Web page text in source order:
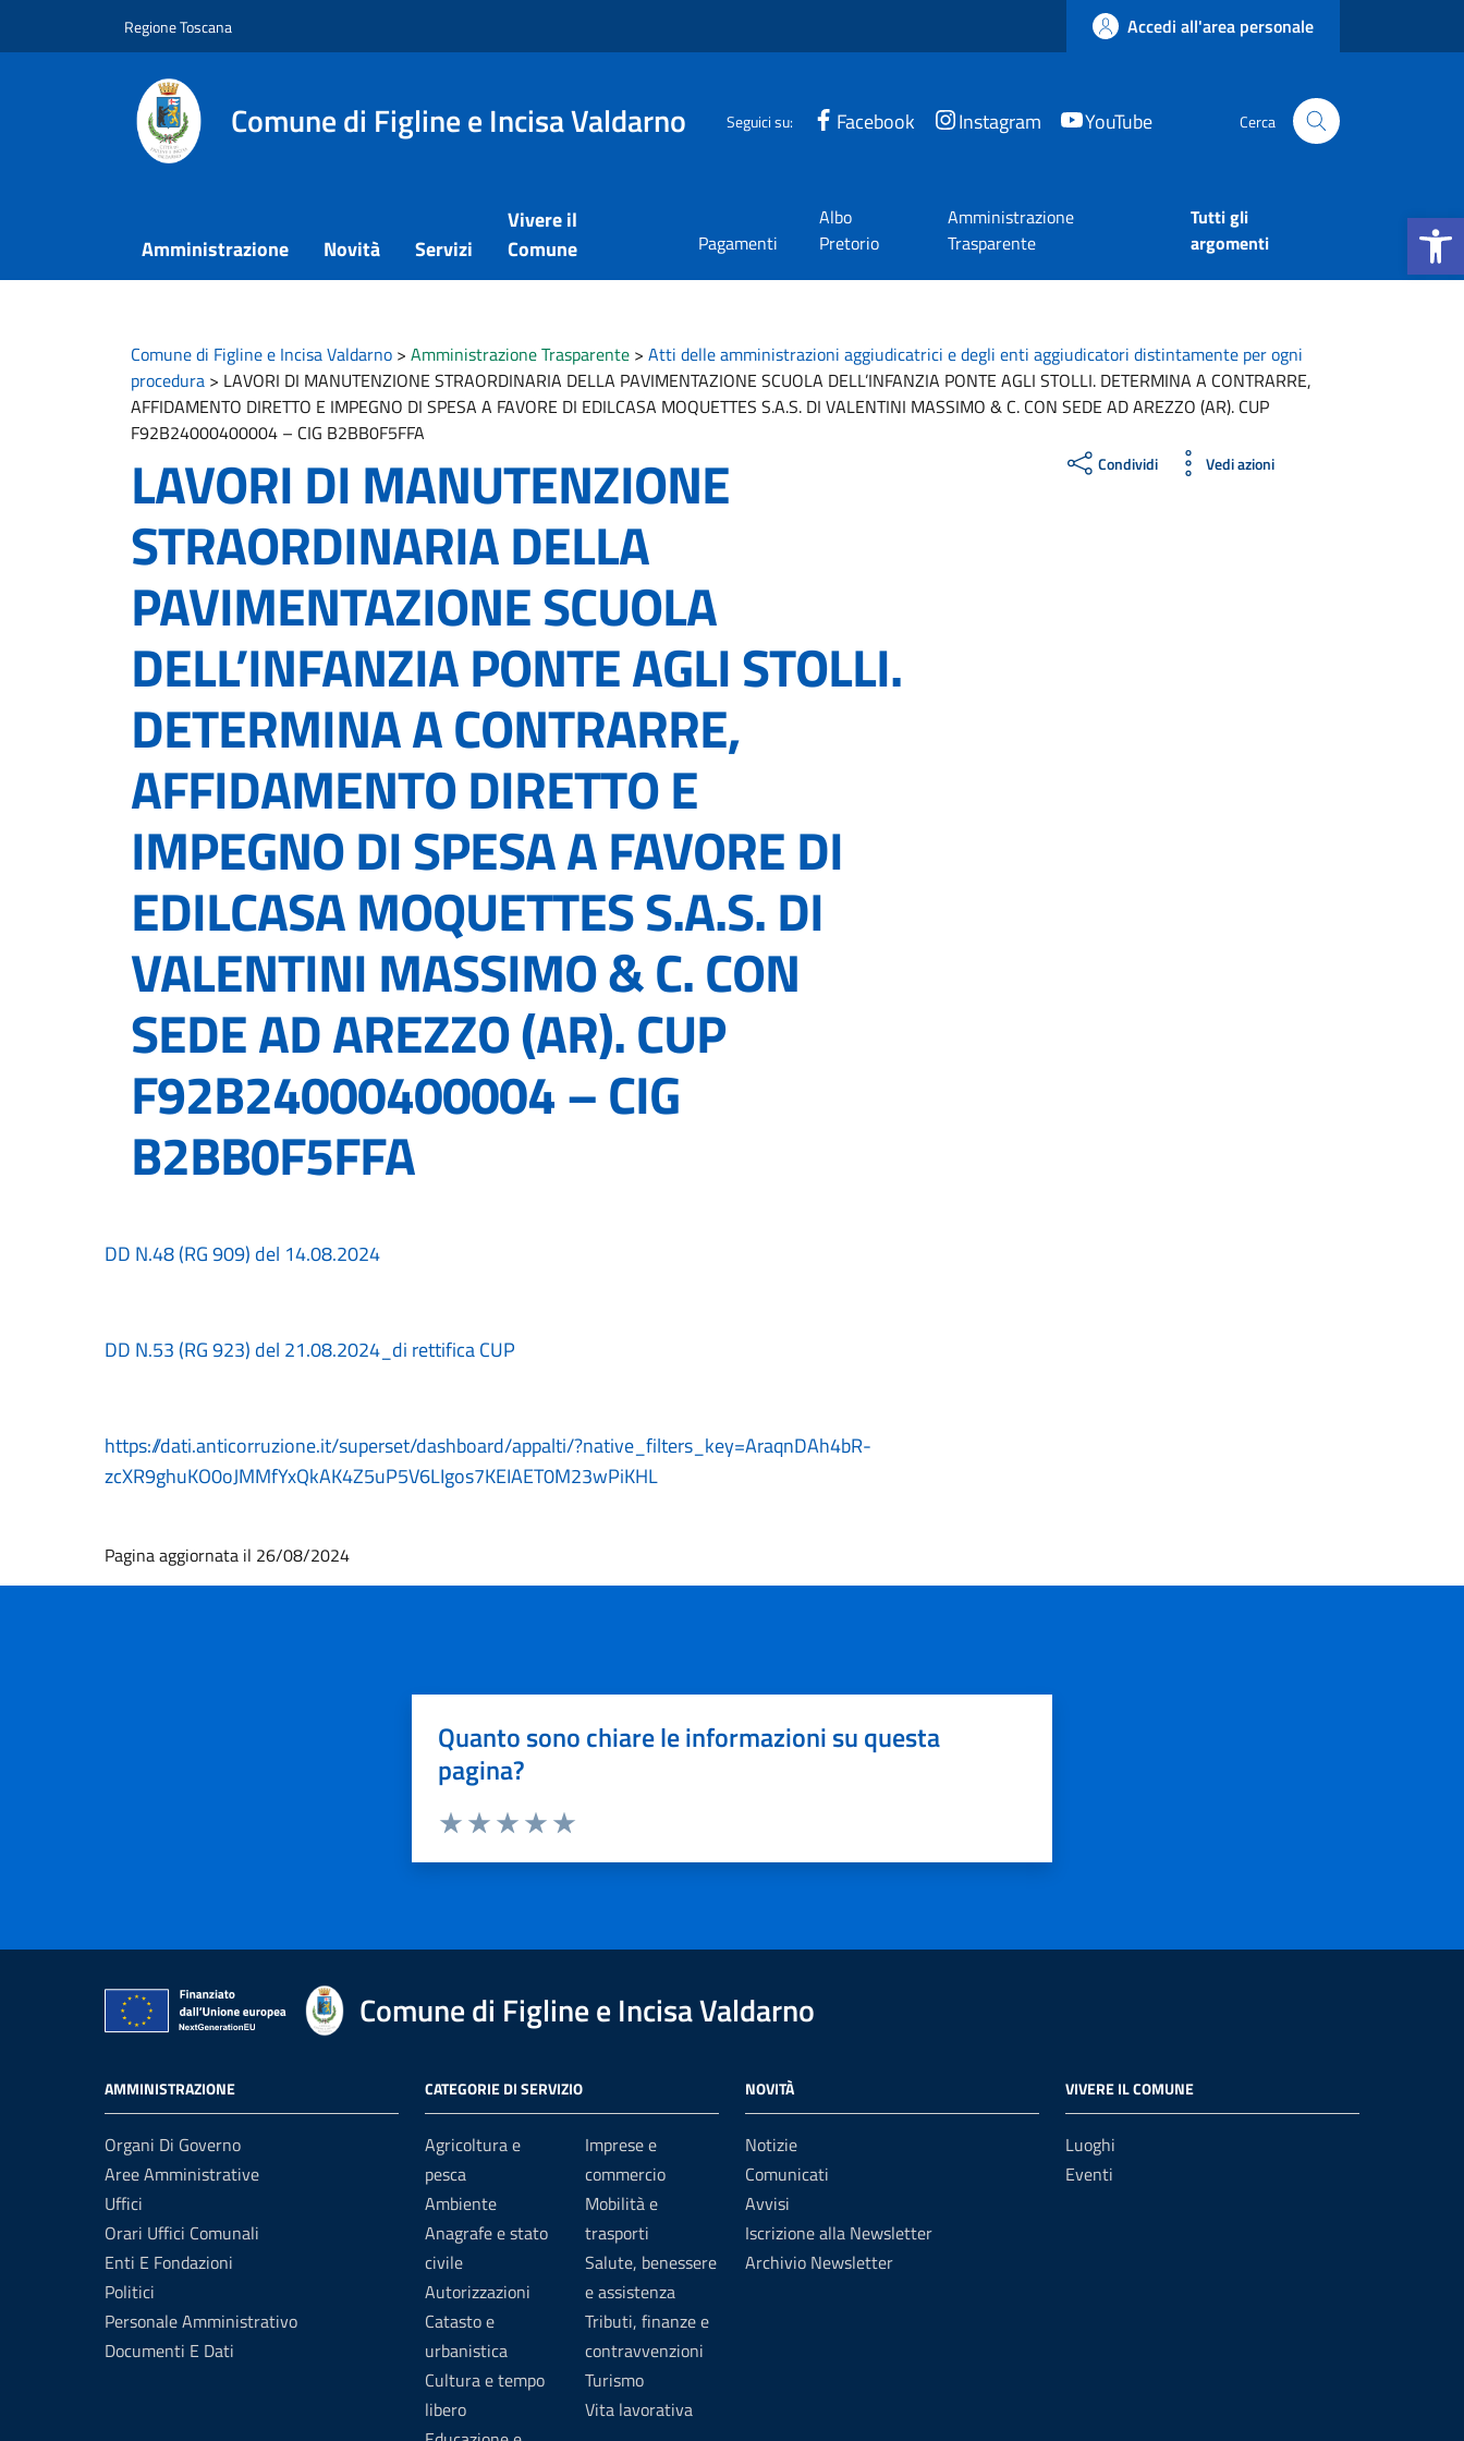
Apri la
Regione Toscana Accedi all'area personale
Comune di Figline e Incisa Valdarno Seguici su: Facebook Instagram YouTube Cerca
Amministrazione Novità Servizi
Vivere il
Comune
Pagamenti
Albo
Pretorio
Amministrazione
Trasparente
Tutti gli
argomenti
Comune di Figline e Incisa Valdarno > Amministrazione Trasparente > Atti delle amministrazioni aggiudicatrici e degli enti aggiudicatori distintamente per ogni
procedura > LAVORI DI MANUTENZIONE STRAORDINARIA DELLA PAVIMENTAZIONE SCUOLA DELL’INFANZIA PONTE AGLI STOLLI. DETERMINA A CONTRARRE,
AFFIDAMENTO DIRETTO E IMPEGNO DI SPESA A FAVORE DI EDILCASA MOQUETTES S.A.S. DI VALENTINI MASSIMO & C. CON SEDE AD AREZZO (AR). CUP
F92B24000400004 – CIG B2BB0F5FFA
LAVORI DI MANUTENZIONE
STRAORDINARIA DELLA
PAVIMENTAZIONE SCUOLA
DELL’INFANZIA PONTE AGLI STOLLI.
DETERMINA A CONTRARRE,
AFFIDAMENTO DIRETTO E
IMPEGNO DI SPESA A FAVORE DI
EDILCASA MOQUETTES S.A.S. DI
VALENTINI MASSIMO & C. CON
SEDE AD AREZZO (AR). CUP
F92B24000400004 – CIG
B2BB0F5FFA
Condividi Vedi azioni
DD N.48 (RG 909) del 14.08.2024
DD N.53 (RG 923) del 21.08.2024_di rettifica CUP
https://dati.anticorruzione.it/superset/dashboard/appalti/?native_filters_key=AraqnDAh4bR-
zcXR9ghuKO0oJMMfYxQkAK4Z5uP5V6LIgos7KEIAET0M23wPiKHL
Pagina aggiornata il 26/08/2024
Quanto sono chiare le informazioni su questa
pagina?
Comune di Figline e Incisa Valdarno
AMMINISTRAZIONE
Organi Di Governo
Aree Amministrative
Uffici
Orari Uffici Comunali
Enti E Fondazioni
Politici
Personale Amministrativo
Documenti E Dati
CATEGORIE DI SERVIZIO
Agricoltura e
pesca
Ambiente
Anagrafe e stato
civile
Autorizzazioni
Catasto e
urbanistica
Cultura e tempo
libero
Imprese e
commercio
Mobilità e
trasporti
Salute, benessere
e assistenza
Tributi, finanze e
contravvenzioni
Turismo
Vita lavorativa
NOVITÀ
Notizie
Comunicati
Avvisi
Iscrizione alla Newsletter
Archivio Newsletter
VIVERE IL COMUNE
Luoghi
Eventi